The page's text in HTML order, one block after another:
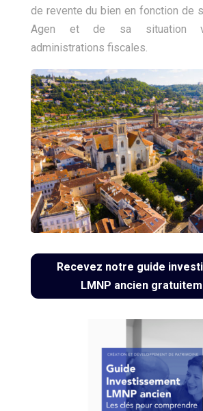
de revente du bien en fonction de
Agen et de sa situation
administrations fiscales.
Recevez notre guide
LMNP ancien